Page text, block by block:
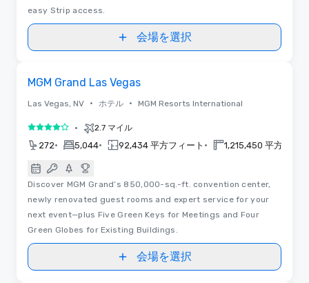
easy Strip access.
会場を選択
MGM Grand Las Vegas
Las Vegas, NV • ホテル • MGM Resorts International
5 中の 4 • 2.7 マイル
272• 5,044• 92,434 平方フィート • 1,215,450 平方フィ
Discover MGM Grand’s 850,000-sq.-ft. convention center,
newly renovated guest rooms and expert service for your
next event—plus Five Green Keys for Meetings and Four
Green Globes for Existing Buildings.
会場を選択